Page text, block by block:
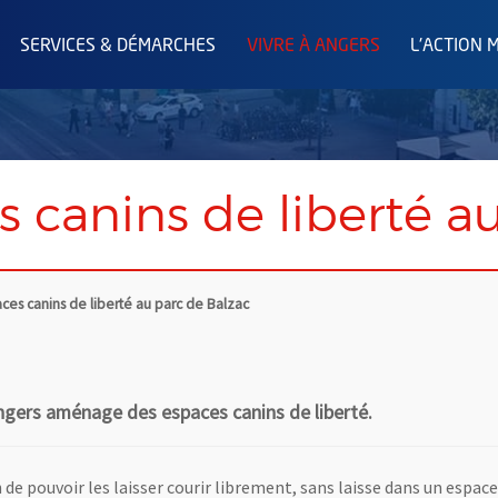
SERVICES & DÉMARCHES VIVRE À ANGERS L'ACTION
canins de liberté
canins de liberté au parc de Balzac
aménage des espaces canins de liberté.
pouvoir les laisser courir librement, sans laisse dans un